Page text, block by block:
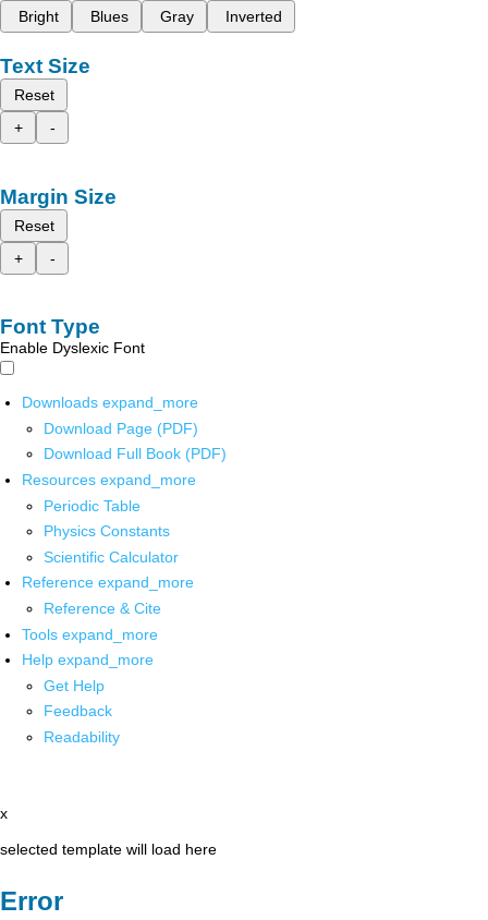
Bright
Blues Gray Inverted
Text Size
Reset
+
-
Margin Size
Reset
+
-
Font Type
Enable Dyslexic Font
Downloads expand_more
Download Page (PDF)
Download Full Book (PDF)
Resources expand_more
Periodic Table
Physics Constants
Scientific Calculator
Reference expand_more
Reference & Cite
Tools expand_more
Help expand_more
Get Help
Feedback
Readability
x
selected template will load here
Error